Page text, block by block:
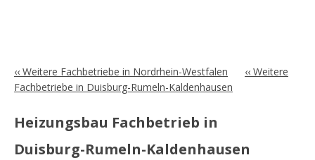
‹‹ Weitere Fachbetriebe in Nordrhein-Westfalen
‹‹ Weitere
Fachbetriebe in Duisburg-Rumeln-Kaldenhausen
Heizungsbau Fachbetrieb in
Duisburg-Rumeln-Kaldenhausen